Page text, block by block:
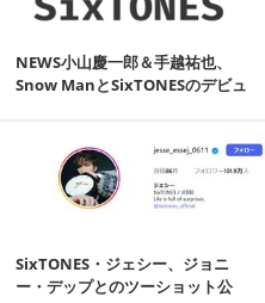
NEWS小山慶一郎＆手越祐也、
Snow ManとSixTONESのデビュ
SixTONES・ジェシー、ジョニ
ー・デップとのツーショット公